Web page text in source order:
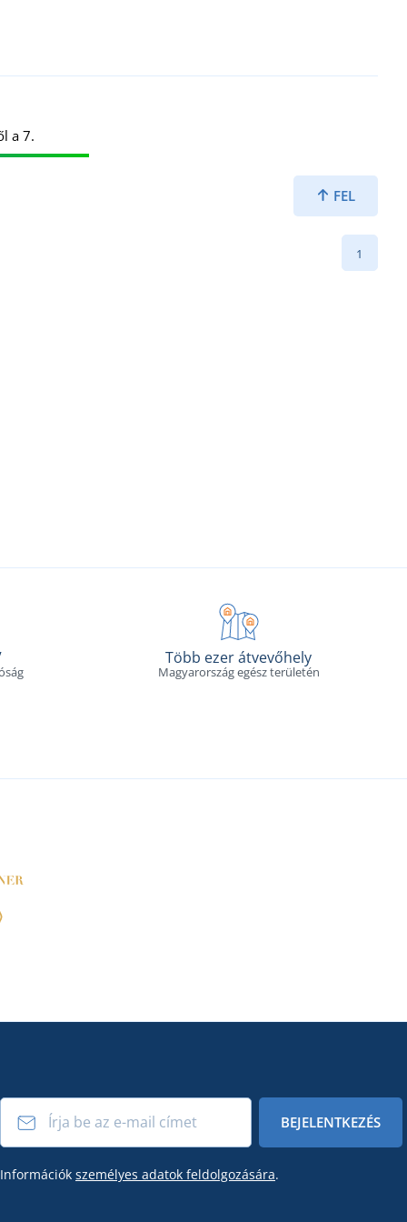
FEL
a 7.
1
Több ezer átvevőhely
Magyarország egész területén
BEJELENTKEZÉS
Információk személyes adatok feldolgozására.